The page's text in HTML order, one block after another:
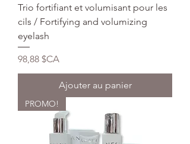
i
i
t
r
s
Trio fortifiant et volumisant pour les
cils / Fortifying and volumizing
eyelash
Prix
98,88 $CA
Ajouter au panier
PROMO!